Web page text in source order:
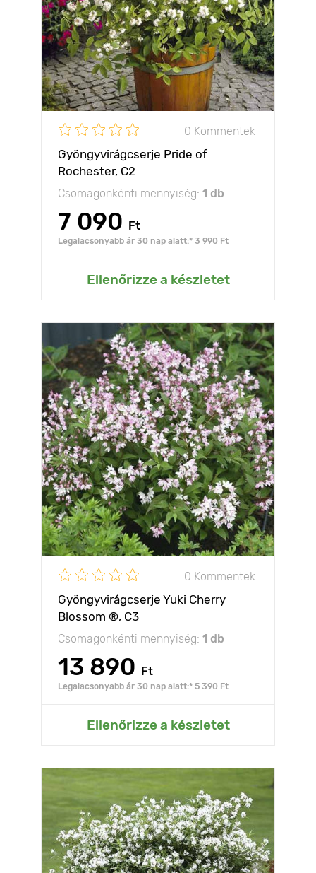
0 Kommentek
Gyöngyvirágcserje Pride of
Rochester, C2
Csomagonkénti mennyiség: 1 db
7 090 Ft
Legalacsonyabb ár 30 nap alatt:* 3 990 Ft
Ellenőrizze a készletet
0 Kommentek
Gyöngyvirágcserje Yuki Cherry
Blossom ®, C3
Csomagonkénti mennyiség: 1 db
13 890 Ft
Legalacsonyabb ár 30 nap alatt:* 5 390 Ft
Ellenőrizze a készletet